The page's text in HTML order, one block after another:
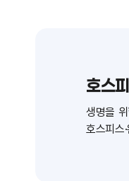
호스
생명을
호스피스